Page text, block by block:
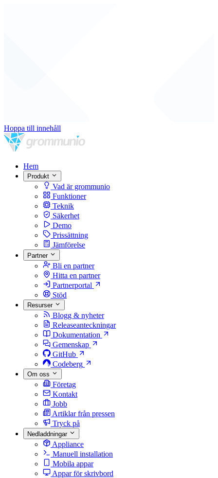
Hoppa till innehåll
Hem
Produkt
Vad är grommunio
Funktioner
Teknik
Säkerhet
Demo
Prissättning
Jämförelse
Partner
Bli en partner
Hitta en partner
Partnerportal
Stöd
Resurser
Blogg & nyheter
Releaseanteckningar
Dokumentation
Gemenskap
GitHub
Codeberg
Om oss
Företag
Kontakt
Jobb
Artiklar från pressen
Tryck på
Nedladdningar
Appliance
Manuell installation
Mobila appar
Appar för skrivbord